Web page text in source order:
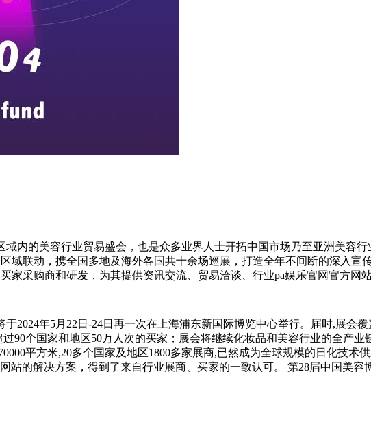
域内的美容行业贸易盛会，也是众多业界人士开拓中国市场乃至亚洲美
域联动，携全国多地及海外各国共十余场巡展，打造全年不间断的深入
家采购商和研发，为其提供资讯交流、贸易洽谈、行业pa娱乐官网官方网
于2024年5月22日-24日再一次在上海浦东新国际博览中心举行。届时,展会
90个国家和地区50万人次的买家；展会将继续化妆品和美容行业的全产
平方米,20多个国家及地区1800多家展商,已然成为全球规模的日化技术
站的解决方案，得到了来自行业展商、买家的一致认可。 第28届中国美